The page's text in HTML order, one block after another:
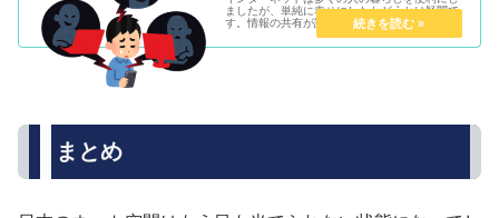
ましたが、単純に幸せにしたかどうかは疑問で
す。情報の共有が誰でも無料で簡単に行えるよ
うになったので、ポジティブな情報だけでなく
ネガティブな情報も出回るようになりました。
まとめ